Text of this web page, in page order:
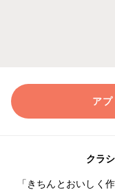
ア
クラ
「きちんとおいしく